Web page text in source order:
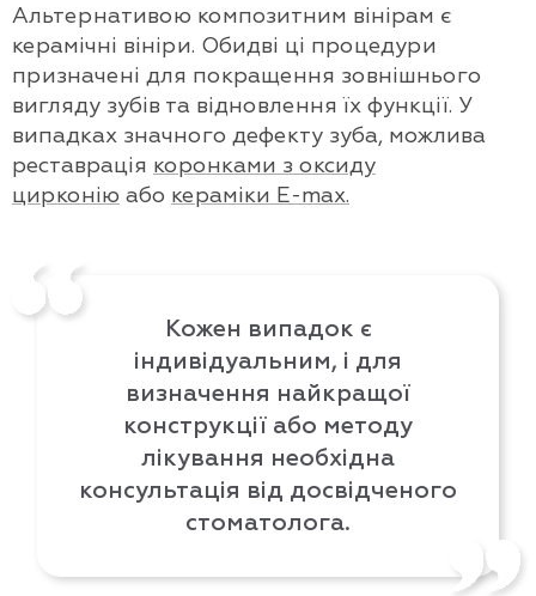
Альтернативою композитним вінірам є
керамічні вініри. Обидві ці процедури
призначені для покращення зовнішнього
вигляду зубів та відновлення їх функції. У
випадках значного дефекту зуба, можлива
реставрація коронками з оксиду
цирконію або кераміки E-max.
Кожен випадок є
індивідуальним, і для
визначення найкращої
конструкції або методу
лікування необхідна
консультація від досвідченого
стоматолога.